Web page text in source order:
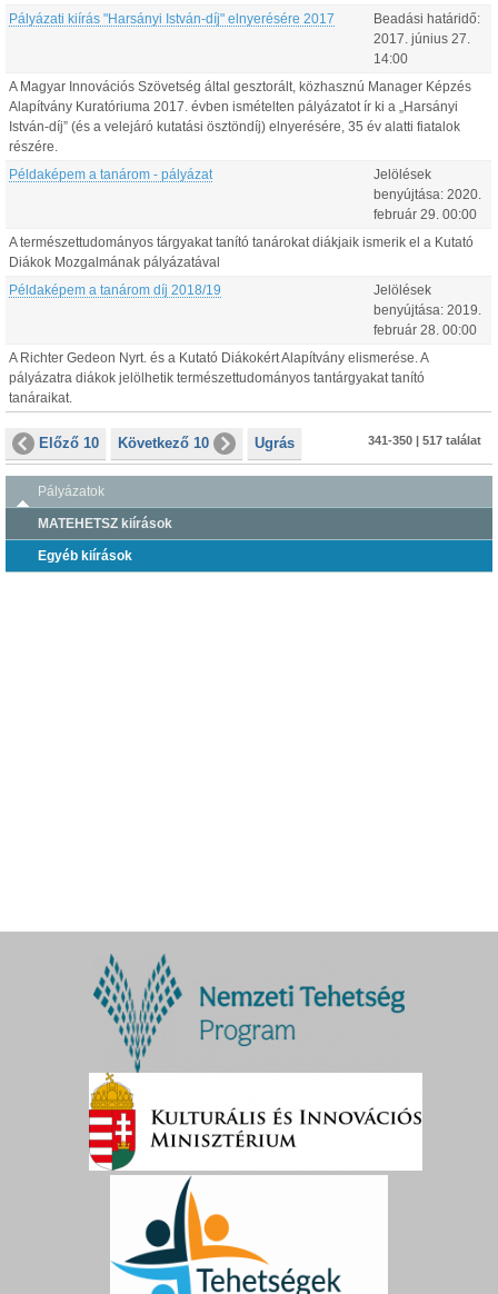
Pályázati kiírás "Harsányi István-díj" elnyerésére 2017
Beadási határidő:
2017. június 27
14:00
A Magyar Innovációs Szövetség által gesztorált, közhasznú Manager Képzés
Alapítvány Kuratóriuma 2017. évben ismételten pályázatot ír ki a „Harsányi
István-díj” (és a velejáró kutatási ösztöndíj) elnyerésére, 35 év alatti fiatalok
részére.
Példaképem a tanárom - pályázat
Jelölések
benyújtása: 2020.
február 29 00:00
A természettudományos tárgyakat tanító tanárokat diákjaik ismerik el a Kutató
Diákok Mozgalmának pályázatával
Példaképem a tanárom díj 2018/19
Jelölések
benyújtása: 2019.
február 28 00:00
A Richter Gedeon Nyrt. és a Kutató Diákokért Alapítvány elismerése. A
pályázatra diákok jelölhetik természettudományos tantárgyakat tanító
tanáraikat.
Előző 10 Következő 10 Ugrás 341-350 | 517 találat
Pályázatok
MATEHETSZ kiírások
Egyéb kiírások